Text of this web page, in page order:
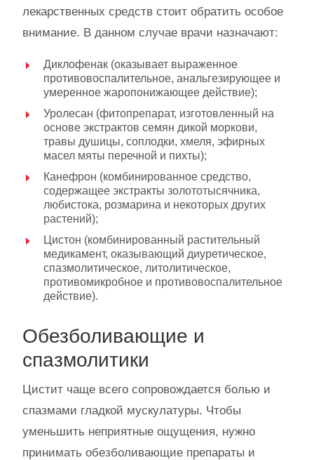
лекарственных средств стоит обратить особое
внимание. В данном случае врачи назначают:
Диклофенак (оказывает выраженное
противовоспалительное, анальгезирующее и
умеренное жаропонижающее действие);
Уролесан (фитопрепарат, изготовленный на
основе экстрактов семян дикой моркови,
травы душицы, соплодки, хмеля, эфирных
масел мяты перечной и пихты);
Канефрон (комбинированное средство,
содержащее экстракты золототысячника,
любистока, розмарина и некоторых других
растений);
Цистон (комбинированный растительный
медикамент, оказывающий диуретическое,
спазмолитическое, литолитическое,
противомикробное и противовоспалительное
действие).
Обезболивающие и
спазмолитики
Цистит чаще всего сопровождается болью и
спазмами гладкой мускулатуры. Чтобы
уменьшить неприятные ощущения, нужно
принимать обезболивающие препараты и